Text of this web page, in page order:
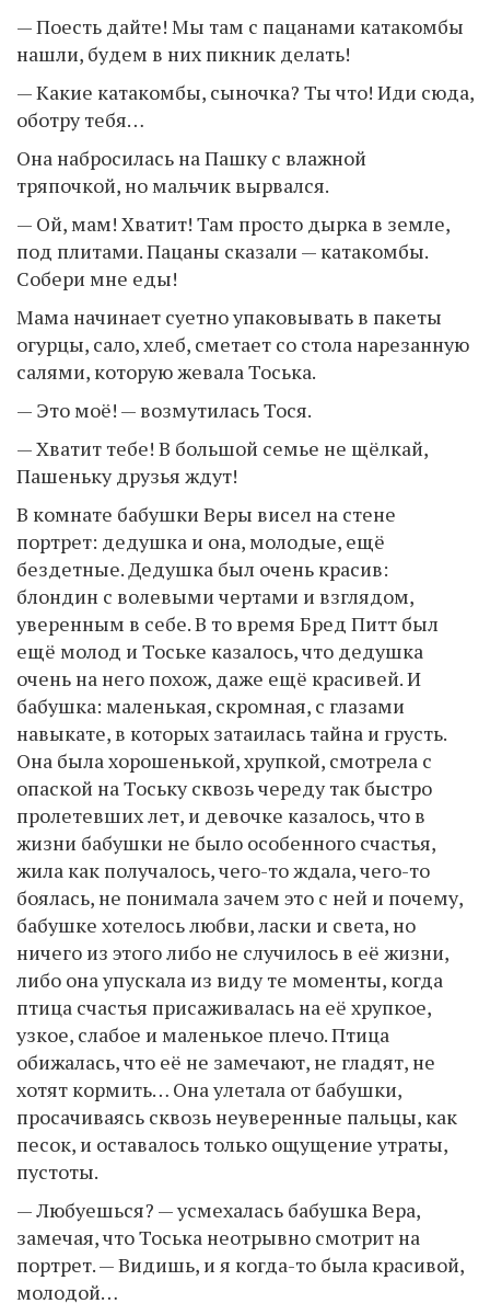
— Поесть дайте! Мы там с пацанами катакомбы
нашли, будем в них пикник делать!
— Какие катакомбы, сыночка? Ты что! Иди сюда,
оботру тебя…
Она набросилась на Пашку с влажной
тряпочкой, но мальчик вырвался.
— Ой, мам! Хватит! Там просто дырка в земле,
под плитами. Пацаны сказали — катакомбы.
Собери мне еды!
Мама начинает суетно упаковывать в пакеты
огурцы, сало, хлеб, сметает со стола нарезанную
салями, которую жевала Тоська.
— Это моё! — возмутилась Тося.
— Хватит тебе! В большой семье не щёлкай,
Пашеньку друзья ждут!
В комнате бабушки Веры висел на стене
портрет: дедушка и она, молодые, ещё
бездетные. Дедушка был очень красив:
блондин с волевыми чертами и взглядом,
уверенным в себе. В то время Бред Питт был
ещё молод и Тоське казалось, что дедушка
очень на него похож, даже ещё красивей. И
бабушка: маленькая, скромная, с глазами
навыкате, в которых затаилась тайна и грусть.
Она была хорошенькой, хрупкой, смотрела с
опаской на Тоську сквозь череду так быстро
пролетевших лет, и девочке казалось, что в
жизни бабушки не было особенного счастья,
жила как получалось, чего-то ждала, чего-то
боялась, не понимала зачем это с ней и почему,
бабушке хотелось любви, ласки и света, но
ничего из этого либо не случилось в её жизни,
либо она упускала из виду те моменты, когда
птица счастья присаживалась на её хрупкое,
узкое, слабое и маленькое плечо. Птица
обижалась, что её не замечают, не гладят, не
хотят кормить… Она улетала от бабушки,
просачиваясь сквозь неуверенные пальцы, как
песок, и оставалось только ощущение утраты,
пустоты.
— Любуешься? — усмехалась бабушка Вера,
замечая, что Тоська неотрывно смотрит на
портрет. — Видишь, и я когда-то была красивой,
молодой…